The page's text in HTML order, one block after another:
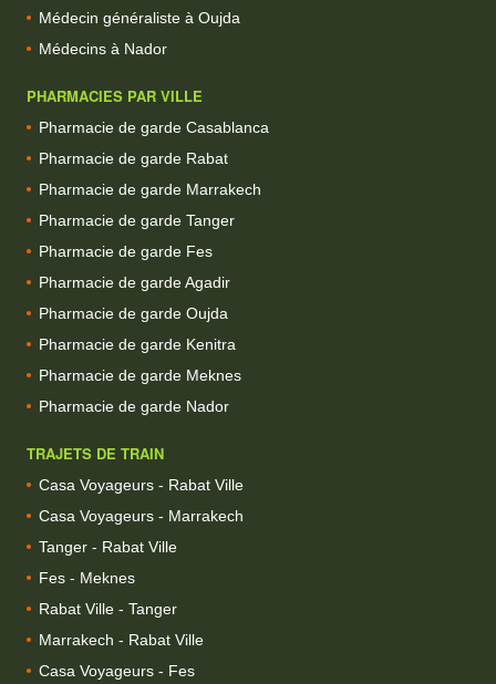
Médecin généraliste à Oujda
Médecins à Nador
PHARMACIES PAR VILLE
Pharmacie de garde Casablanca
Pharmacie de garde Rabat
Pharmacie de garde Marrakech
Pharmacie de garde Tanger
Pharmacie de garde Fes
Pharmacie de garde Agadir
Pharmacie de garde Oujda
Pharmacie de garde Kenitra
Pharmacie de garde Meknes
Pharmacie de garde Nador
TRAJETS DE TRAIN
Casa Voyageurs - Rabat Ville
Casa Voyageurs - Marrakech
Tanger - Rabat Ville
Fes - Meknes
Rabat Ville - Tanger
Marrakech - Rabat Ville
Casa Voyageurs - Fes